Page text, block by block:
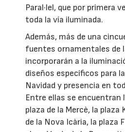
Paral·lel, que por primera
toda la vía iluminada.
Además, más de una
fuentes ornamentales de
incorporarán a la
diseños específicos para
Navidad y presencia en
Entre ellas se encuentran
plaza de la Mercè, la plaza
de la Nova Icària, la plaza